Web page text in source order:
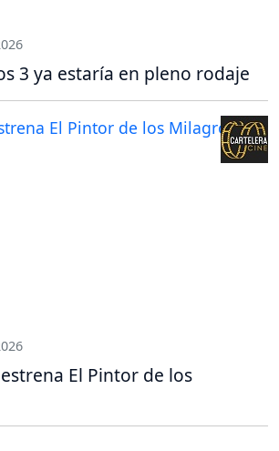
3 ya estaría en pleno rodaje
El Pintor de los